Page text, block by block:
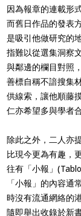
因為報章的連載形
而舊日作品的發表
是吸引他做研究的
指難以從選集洞察
與鄰邊的欄目對照
善標自稱不諳搜集
供線索，讓他順藤
仁亦希望多與學者
除此之外，二人亦
比現今更為有趣，
往有「小報」
「小報」的內容通
時沒有流通網絡的
隨即舉出收錄於新